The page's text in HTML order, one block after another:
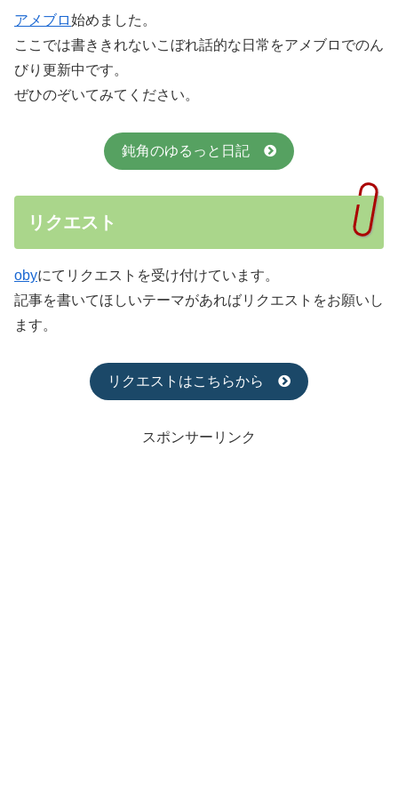
アメブロ始めました。
ここでは書ききれないこぼれ話的な日常をアメブロでのん
びり更新中です。
ぜひのぞいてみてください。
鈍角のゆるっと日記
リクエスト
obyにてリクエストを受け付けています。
記事を書いてほしいテーマがあればリクエストをお願いし
ます。
リクエストはこちらから
スポンサーリンク